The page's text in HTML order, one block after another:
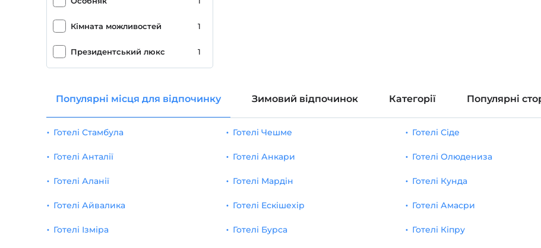
Кімната можливостей 1
Президентський люкс 1
Популярні місця для відпочинку Зимовий відпочинок Категорії Популярні
Готелі Стамбула
Готелі Анталії
Готелі Аланії
Готелі Айвалика
Готелі Ізміра
Готелі Чешме
Готелі Анкари
Готелі Мардін
Готелі Ескішехір
Готелі Бурса
Готелі Сіде
Готелі Олюдениза
Готелі Кунда
Готелі Амасри
Готелі Кіпру